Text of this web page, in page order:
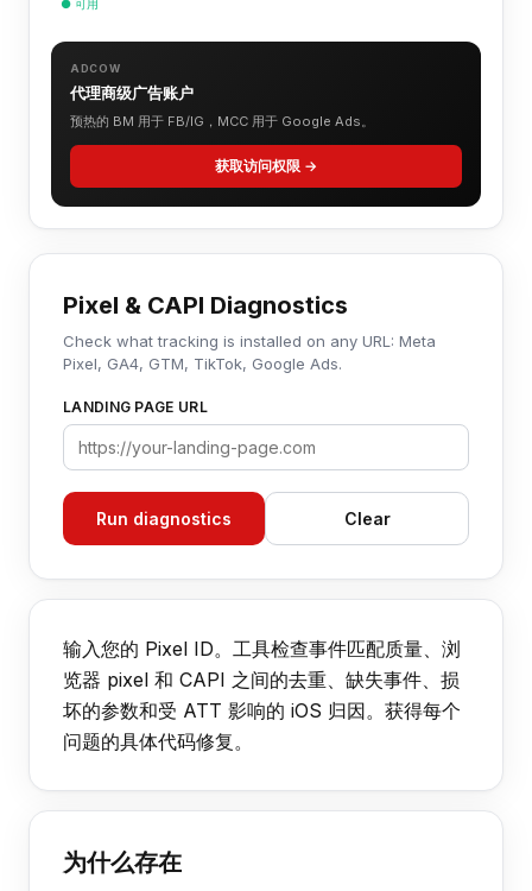
● 可用
ADCOW
代理商级广告账户
预热的 BM 用于 FB/IG，MCC 用于 Google Ads。
获取访问权限 →
Pixel & CAPI Diagnostics
Check what tracking is installed on any URL: Meta
Pixel, GA4, GTM, TikTok, Google Ads.
LANDING PAGE URL
Run diagnostics Clear
输入您的 Pixel ID。工具检查事件匹配质量、浏
览器 pixel 和 CAPI 之间的去重、缺失事件、损
坏的参数和受 ATT 影响的 iOS 归因。获得每个
问题的具体代码修复。
为什么存在